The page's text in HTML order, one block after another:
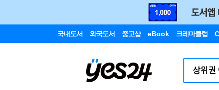
국내도서 외국도서 중고샵 eBook 크레마클럽